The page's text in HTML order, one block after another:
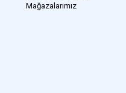
Mağazalarımız